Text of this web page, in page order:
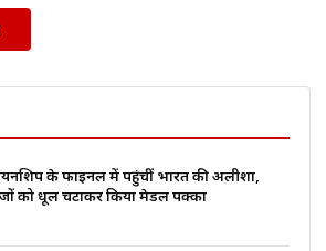
के फाइनल में पहुंचीं भारत की अलीशा,
को धूल चटाकर किया मेडल पक्का